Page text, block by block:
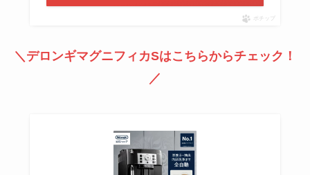
ポチップ
＼デロンギマグニフィカSはこちらからチェック！
／